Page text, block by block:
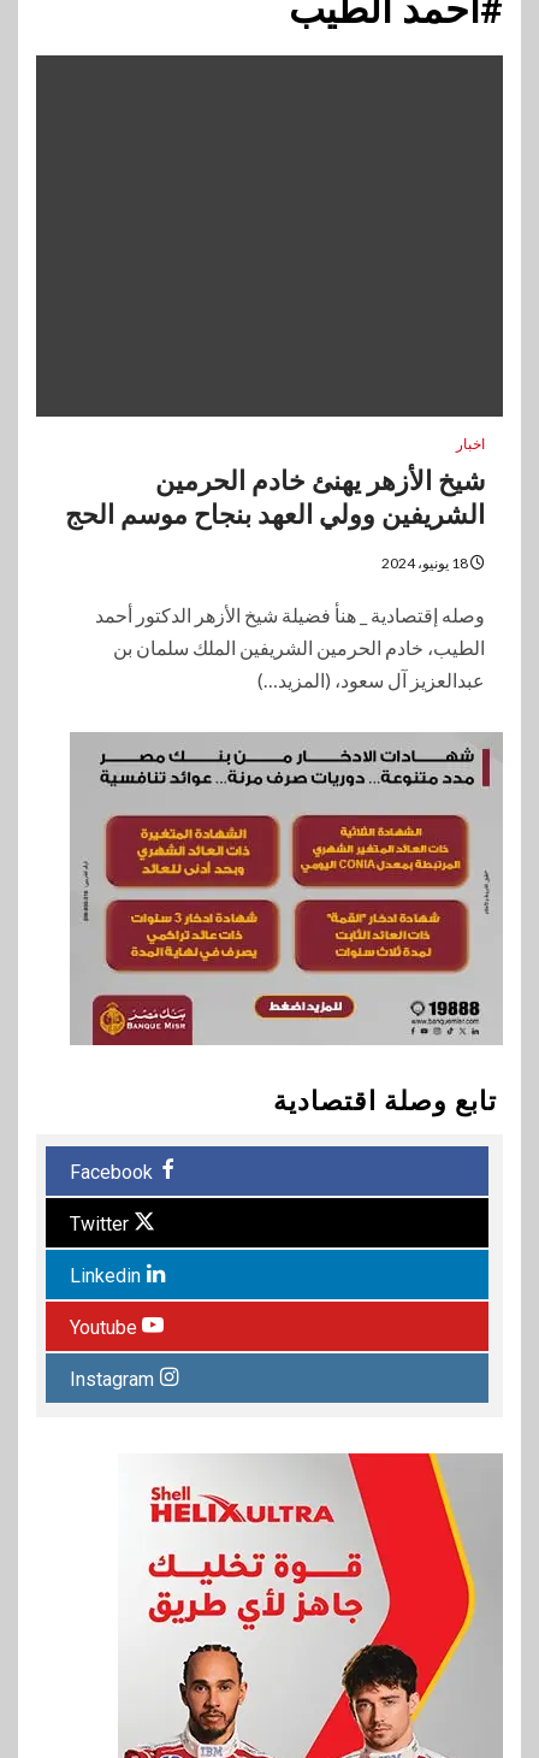
#احمد الطيب
اخبار
شيخ الأزهر يهنئ خادم الحرمين
الشريفين وولي العهد بنجاح موسم الحج
وصله إقتصادية _ هنأ فضيلة شيخ الأزهر الدكتور أحمد
الطيب، خادم الحرمين الشريفين الملك سلمان بن
عبدالعزيز آل سعود، (المزيد…)
تابع وصلة اقتصادية
Facebook
Twitter
Linkedin
Youtube
Instagram